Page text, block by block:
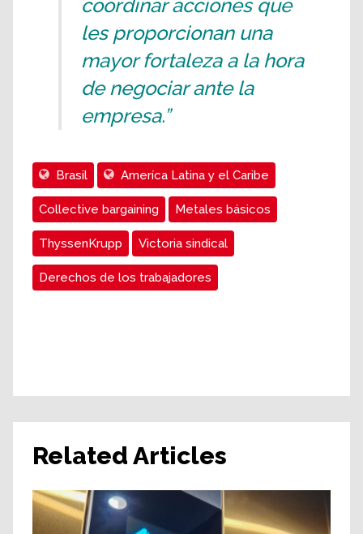
coordinar acciones que
les proporcionan una
mayor fortaleza a la hora
de negociar ante la
empresa.”
Brasil Ameríca Latina y el Caribe
Collective bargaining Metales básicos
ThyssenKrupp Victoria sindical
Derechos de los trabajadores
Related Articles